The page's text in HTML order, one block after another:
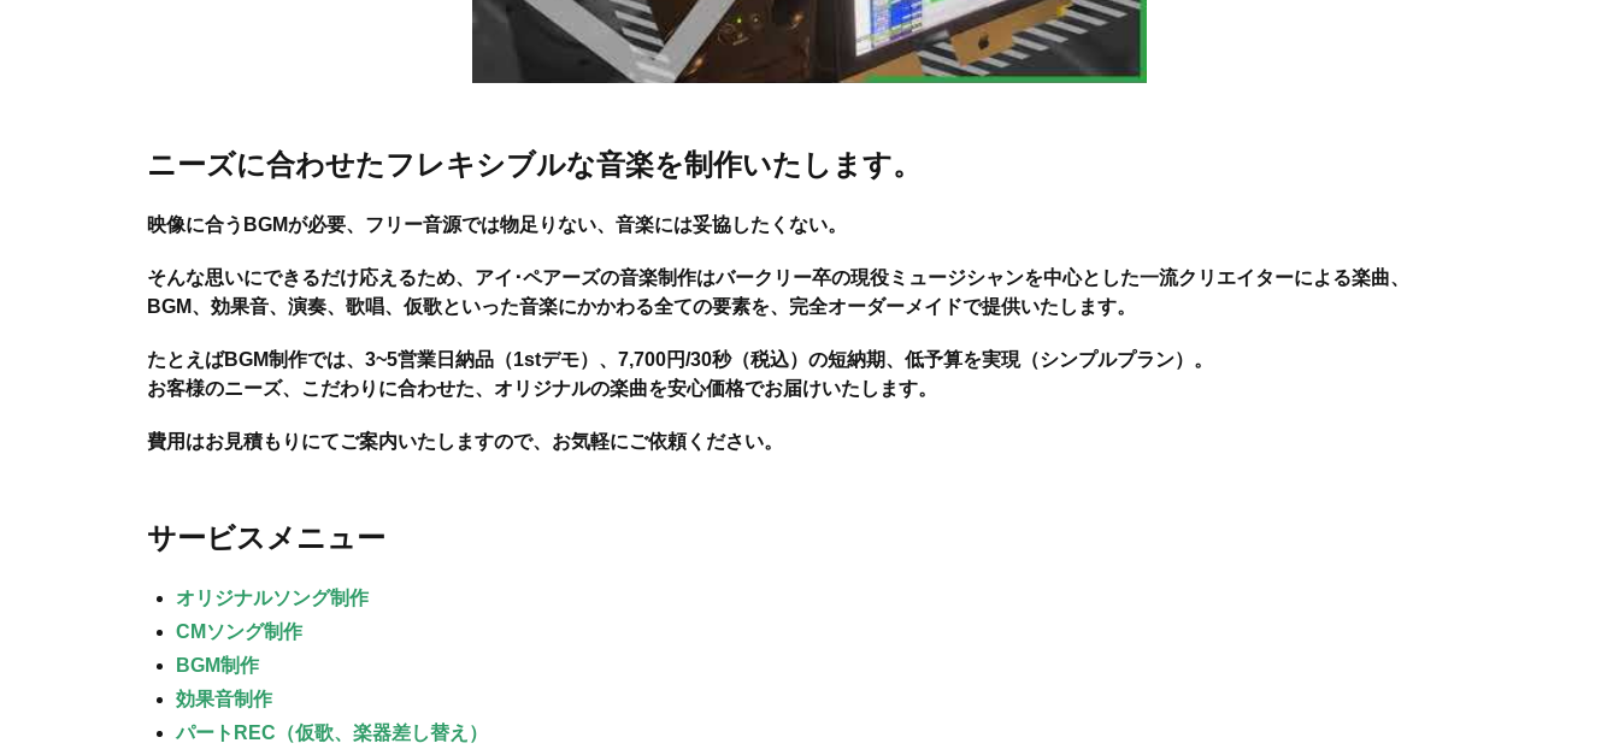
ニーズに合わせたフレキシブルな音楽を制作いたします。
映像に合うBGMが必要、フリー音源では物足りない、音楽には妥協したくない。
そんな思いにできるだけ応えるため、アイ･ペアーズの音楽制作はバークリー卒の現役ミュージシャンを中心とした一流クリエイターによる楽曲、
BGM、効果音、演奏、歌唱、仮歌といった音楽にかかわる全ての要素を、完全オーダーメイドで提供いたします。
たとえばBGM制作では、3~5営業日納品（1stデモ）、7,700円/30秒（税込）の短納期、低予算を実現（シンプルプラン）。
お客様のニーズ、こだわりに合わせた、オリジナルの楽曲を安心価格でお届けいたします。
費用はお見積もりにてご案内いたしますので、お気軽にご依頼ください。
サービスメニュー
オリジナルソング制作
CMソング制作
BGM制作
効果音制作
パートREC（仮歌、楽器差し替え）